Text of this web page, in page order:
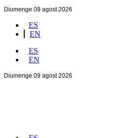
Diumenge 09 agost 2026
ES
EN
ES
EN
Diumenge 09 agost 2026